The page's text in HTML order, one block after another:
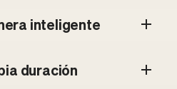
inteligente
duración